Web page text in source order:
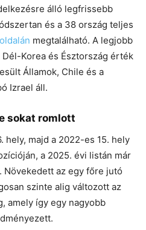
álló legfrissebb
és a 38 ország teljes
megtalálható. A legjobb
Korea és Észtország érték
Államok, Chile és a
Izrael áll.
sokat romlott
hely, majd a 2022-es 15. hely
a 2025. évi listán már
Növekedett az egy főre jutó
szinte alig változott az
amely így egy nagyobb